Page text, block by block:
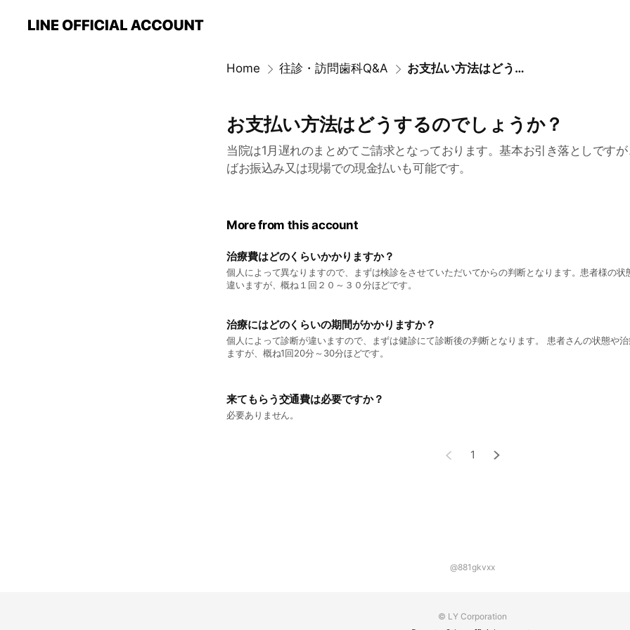
Home 往診・訪問歯科Q&A お支払い方法はどうするのでしょうか？
お支払い方法はどうするのでしょうか？
当院は1月遅れのまとめてご請求となっております。基本お引き落としです
ばお振込み又は現場での現金払いも可能です。
More from this account
治療費はどのくらいかかりますか？
個人によって異なりますので、まずは検診をさせていただいてからの判断となります。患者様の状
違いますが、概ね１回２０～３０分ほどです。
治療にはどのくらいの期間がかかりますか？
個人によって診断が違いますので、まずは健診にて診断後の判断となります。 患者さんの状態や
ますが、概ね1回20分～30分ほどです。
来てもらう交通費は必要ですか？
必要ありません。
1
@881gkvxx
© LY Corporation